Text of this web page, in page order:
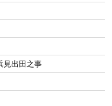
見出田之事